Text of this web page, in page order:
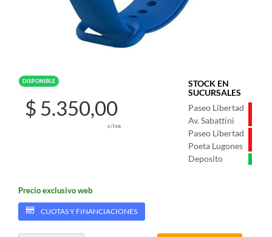
DISPONIBLE
STOCK EN
SUCURSALES
Paseo Libertad
Av. Sabattini
Paseo Libertad
Poeta Lugones
Deposito
$ 5.350,00
c/iva
Precio exclusivo web
CUOTAS Y FINANCIACIONES